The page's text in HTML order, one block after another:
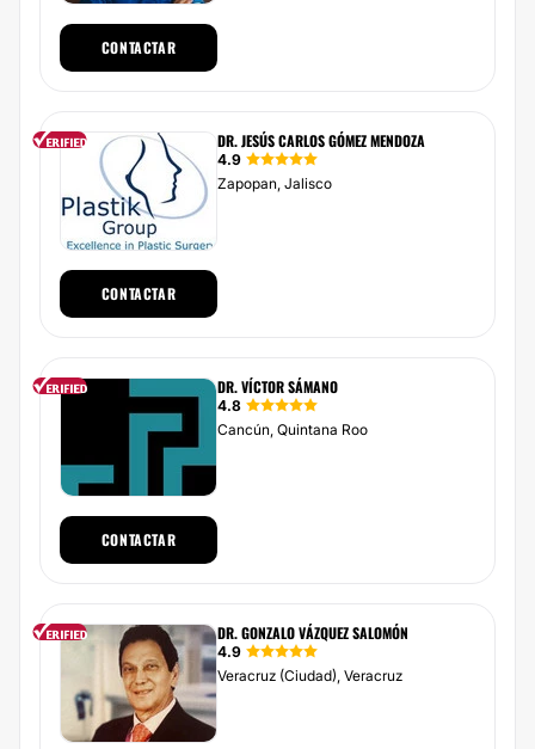
CONTACTAR
DR. JESÚS CARLOS GÓMEZ MENDOZA
4.9
Zapopan, Jalisco
CONTACTAR
DR. VÍCTOR SÁMANO
4.8
Cancún, Quintana Roo
CONTACTAR
DR. GONZALO VÁZQUEZ SALOMÓN
4.9
Veracruz (Ciudad), Veracruz